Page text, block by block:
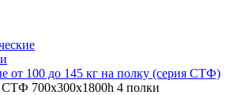
от 100 до 145 кг на полку (серия СТФ)
700х300x1800h 4 полки